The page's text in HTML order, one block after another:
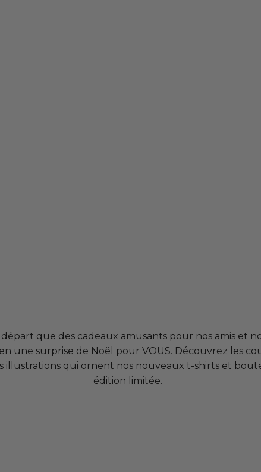
que des cadeaux amusants pour nos amis et
une surprise de Noël pour VOUS. Découvrez les
illustrations qui ornent nos nouveaux t-shirtset
édition limitée.